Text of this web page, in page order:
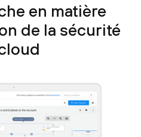
en matière
de la sécurité